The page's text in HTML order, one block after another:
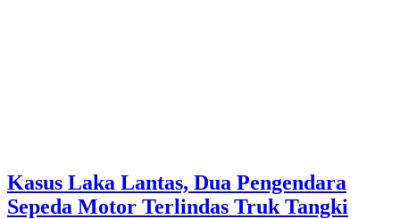
Kasus Laka Lantas, Dua Pengendara
Sepeda Motor Terlindas Truk Tangki